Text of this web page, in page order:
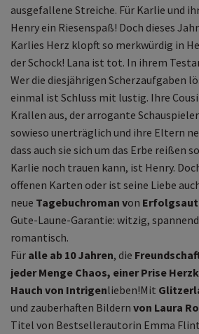
ausgefallene Streiche. Für Karlie und
Henry ein Riesenspaß! Doch dieses
Karlies Herz klopft so merkwürdig in
der Schock! Lana ist tot. In ihrem
Wer die diesjährigen Scherzaufgaben
einmal ist Schluss mit lustig. Ihre
Krallen aus, der arrogante
sowieso unerträglich und ihre Eltern
dass auch sie sich um das Erbe reißen
Karlie noch trauen kann, ist Henry.
offenen Karten oder ist seine Liebe
neue Tagebuchroman von
Gute-Laune-Garantie: witzig,
romantisch.
Für alle ab 10 Jahren, die
jeder Menge Chaos, einer Prise
Hauch von Intrigenlieben!Mit
und zauberhaften Bildern von Laura
Titel von Bestsellerautorin Emma